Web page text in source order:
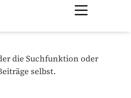
die Suchfunktion oder
selbst.